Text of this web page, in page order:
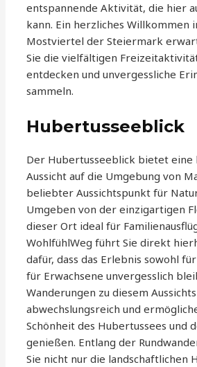
entspannende Aktivität, die hier
kann. Ein herzliches Willkommen
Mostviertel der Steiermark
Sie die vielfältigen
entdecken und unvergessliche
sammeln.
Hubertusseeblick
Der Hubertusseeblick bietet eine
Aussicht auf die Umgebung von
beliebter Aussichtspunkt für
Umgeben von der einzigartigen
dieser Ort ideal für
WohlfühlWeg führt Sie direkt
dafür, dass das Erlebnis sowohl
für Erwachsene unvergesslich
Wanderungen zu diesem
abwechslungsreich und
Schönheit des Hubertussees und
genießen. Entlang der
Sie nicht nur die landschaftlichen